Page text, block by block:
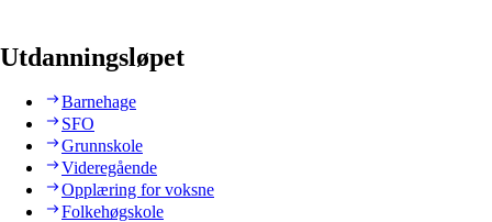
Utdanningsløpet
Barnehage
SFO
Grunnskole
Videregående
Opplæring for voksne
Folkehøgskole